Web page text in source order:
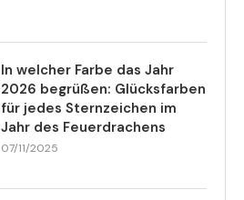
In welcher Farbe das Jahr
2026 begrüßen: Glücksfarben
für jedes Sternzeichen im
Jahr des Feuerdrachens
07/11/2025